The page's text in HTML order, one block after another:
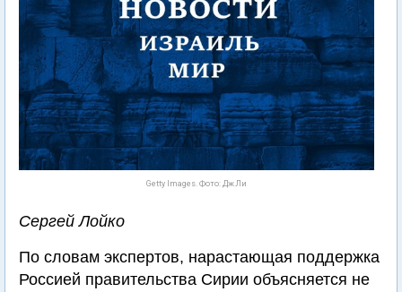
Getty Images. Фото: Дж.Ли
Сергей Лойко
По словам экспертов, нарастающая поддержка
Россией правительства Сирии объясняется не